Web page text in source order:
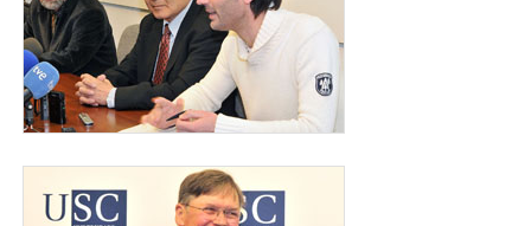
rueda_de_prensa_tim_hunt_02.jpg